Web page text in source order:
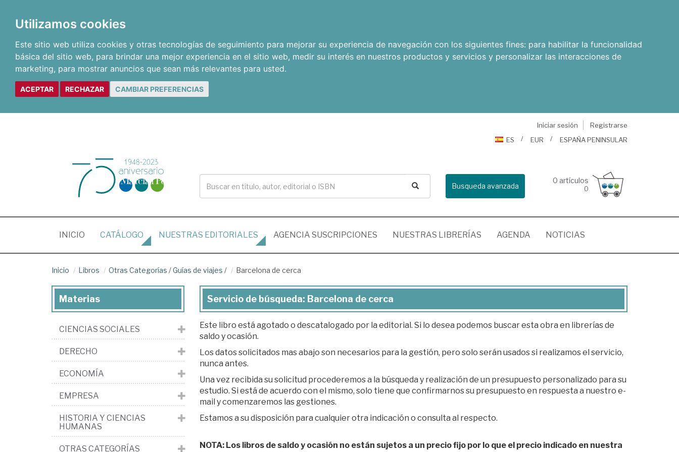
Utilizamos cookies
Este sitio web utiliza cookies y otras tecnologías de seguimiento para mejorar su experiencia de navegación con los siguientes fines: para habilitar la funcionalidad
básica del sitio web, para brindar una mejor experiencia en el sitio web, medir su interés en nuestros productos y servicios y personalizar las interacciones de
marketing, para mostrar anuncios que sean más relevantes para usted.
ACEPTAR RECHAZAR CAMBIAR PREFERENCIAS
Iniciar sesión
Registrarse
ES
EUR ESPAÑA PENINSULAR
Busqueda avanzada
0 artículos
0
INICIO (CURRENT)
CATÁLOGO NUESTRAS EDITORIALES AGENCIA SUSCRIPCIONES NUESTRAS LIBRERÍAS AGENDA NOTICIAS
Inicio Libros Otras Categorías /Guías de viajes / Barcelona de cerca
Servicio de búsqueda: Barcelona de cerca
Este libro está agotado o descatalogado por la editorial. Si lo desea podemos buscar esta obra en librerías de
saldo y ocasión.
Los datos solicitados mas abajo son necesarios para la gestión, pero solo serán usados si realizamos el servicio,
nunca antes.
Una vez recibida su solicitud procederemos a la búsqueda y realización de un presupuesto personalizado para su
estudio. Si está de acuerdo con el mismo, solo tiene que confirmarnos su presupuesto en respuesta a nuestro e-
mail y comenzaremos las gestiones.
Estamos a su disposición para cualquier otra indicación o consulta al respecto.
NOTA: Los libros de saldo y ocasión no están sujetos a un precio fijo por lo que el precio indicado en nuestra
Materias
CIENCIAS SOCIALES
DERECHO
ECONOMÍA
EMPRESA
HISTORIA Y CIENCIAS
HUMANAS
OTRAS CATEGORÍAS